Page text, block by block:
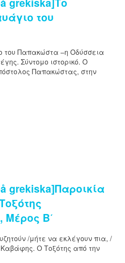
του
του Παπακώστα –η Οδύσσεια
Σύντομο ιστορικό. Ο
Παπακώστας, στην
grekiska]Παροικία
Μέρος Β΄
/μήτε να εκλέγουν πια, /
Ο Τοξότης από την